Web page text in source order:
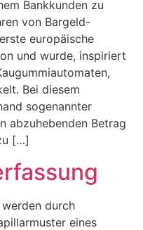
Bankkunden zu
von Bargeld-
europäische
und wurde, inspiriert
Bei diesem
sogenannter
abzuhebenden Betrag
[…]
durch
eines